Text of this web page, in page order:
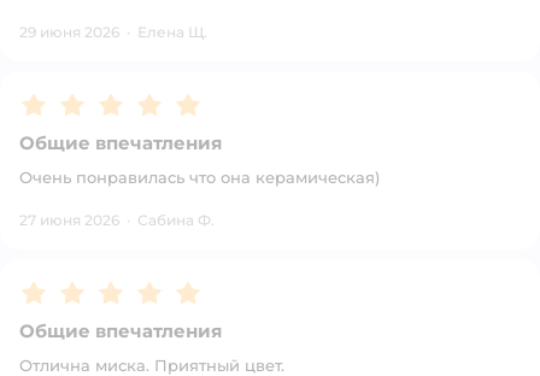
29 июня 2026 · Елена Щ.
Рейтинг:5
Общие впечатления
Очень понравилась что она керамическая)
27 июня 2026 · Сабина Ф.
Рейтинг:5
Общие впечатления
Отлична миска. Приятный цвет.